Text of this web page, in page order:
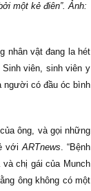
một kẻ điên”. Ảnh:
nhân vật đang la hét
viên, sinh viên y
người có đầu óc bình
ông, và gọi những
vớiARTnews. “Bệnh
chị gái của Munch
ông không có một